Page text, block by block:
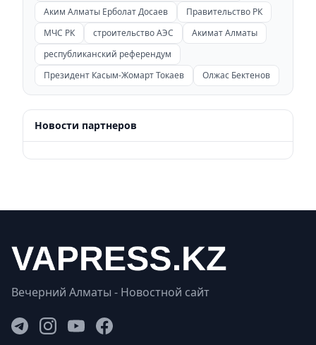
Аким Алматы Ерболат Досаев
Правительство РК
МЧС РК
строительство АЭС
Акимат Алматы
республиканский референдум
Президент Касым-Жомарт Токаев
Олжас Бектенов
Новости партнеров
Вечерний Алматы - Новостной сайт